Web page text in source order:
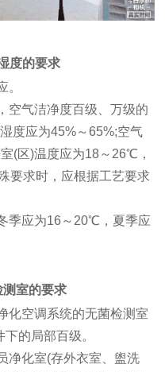
度的要求
气洁净度百级、万级的
度应为45%～65%;空气
(区)温度应为18～26℃，
要求时，应根据工艺要求
应为16～20℃，夏季应
室的要求
空调系统的无菌检测室
的局部百级。
化室(存外衣室、盥洗